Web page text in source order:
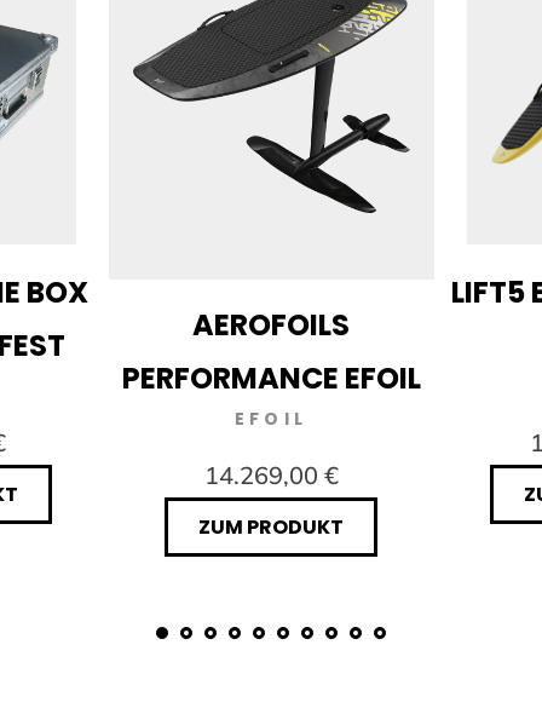
BOX
AEROFOILS
PERFORMANCE EFOIL
EFOIL
14.269,00 €
ZUM PRODUKT
LIFT5